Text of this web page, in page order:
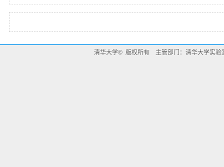
清华大学© 版权所有 主管部门：清华大学实